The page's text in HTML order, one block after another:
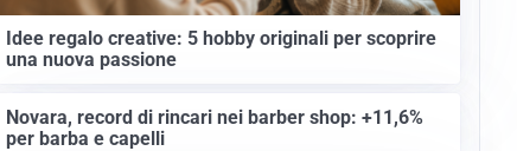
Idee regalo creative: 5 hobby originali per scoprire
una nuova passione
Novara, record di rincari nei barber shop: +11,6%
per barba e capelli